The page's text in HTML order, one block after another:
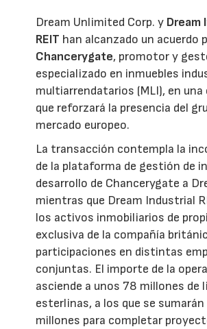
Dream Unlimited Corp. y Dream
REIT han alcanzado un acuerdo
Chancerygate, promotor y
especializado en inmuebles
multiarrendatarios (MLI), en una
que reforzará la presencia del
mercado europeo.
La transacción contempla la
de la plataforma de gestión de
desarrollo de Chancerygate a
mientras que Dream Industrial
los activos inmobiliarios de
exclusiva de la compañía
participaciones en distintas
conjuntas. El importe de la
asciende a unos 78 millones de
esterlinas, a los que se
millones para completar